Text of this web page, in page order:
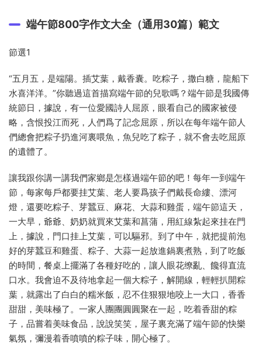
端午節800字作文大全（通用30篇）範文
節選1
“五月五，是端陽。插艾葉，戴香囊。吃粽子，撒白糖，龍船下
水喜洋洋。”你聽過這首描寫端午節的兒歌嗎？端午節是我國傳
統節日，據說，有一位愛國詩人屈原，眼看自己的國家被侵
略，含恨投江而死，人們爲了記念屈原，所以在每年端午節人
們總會把粽子扔進河裏喂魚，魚兒吃了粽子，就不會去吃屈原
的遺體了。
讓我跟你講一講我們家鄉是怎樣過端午節的吧！每年一到端午
節，每家每戶都要挂艾葉、老人要爲孩子們戴長命縷、漂河
燈，還要吃粽子、芽蠶豆、麻花、大蒜和雞蛋，端午節這天，
一大早，爺爺、奶奶就買來艾葉和菖蒲，用紅線紮起來挂在門
上，據說，門口挂上艾葉，可以驅邪。到了中午，就把提前泡
好的芽蠶豆和雞蛋、粽子、大蒜一起放進鍋裏煮熟，到了吃飯
的時間，餐桌上擺滿了各種好吃的，讓人眼花缭亂、饞得直流
口水。我會迫不及待地拿起一個大粽子，解開線，輕輕扒開粽
葉，就露出了白白的糯米飯，忍不住狠狠地咬上一大口，香香
甜甜，美味極了。一家人團團圓圓聚在一起，吃着香甜的粽
子，品嘗着美味食品，說說笑笑，屋子裏充滿了端午節的快樂
氣氛，彌漫着香噴噴的粽子味，開心極了。